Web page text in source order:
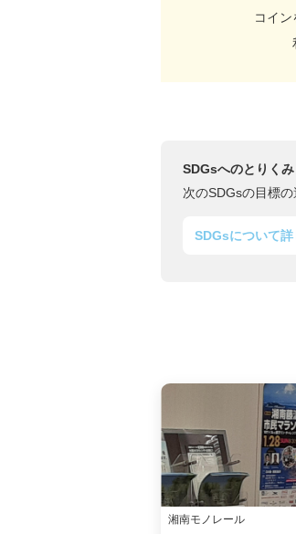
コイ
SDGsへのとりくみ
次のSDGsの目標
SDGsについて詳
湘南モノレール